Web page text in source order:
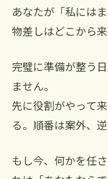
あなたが「私には
物差しはどこから
完璧に準備が整う
ません。
先に役割がやって
る。順番は案外、逆
もし今、何かを任